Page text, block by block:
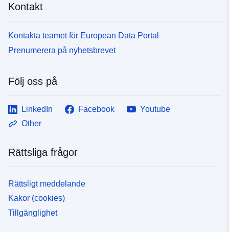
Kontakt
Kontakta teamet för European Data Portal
Prenumerera på nyhetsbrevet
Följ oss på
LinkedIn Facebook
Youtube
Other
Rättsliga frågor
Rättsligt meddelande
Kakor (cookies)
Tillgänglighet